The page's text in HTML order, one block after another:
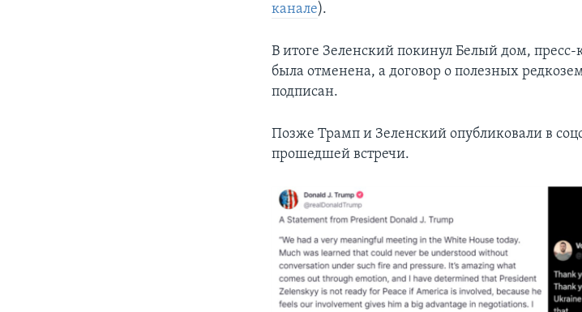
канале).
В итоге Зеленский покинул Белый дом,
была отменена, а договор о полезных
подписан.
Позже Трамп и Зеленский опубликовали в
прошедшей встречи.